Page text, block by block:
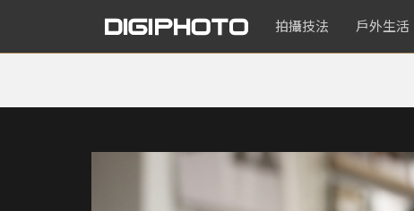
拍攝技法 戶外生活